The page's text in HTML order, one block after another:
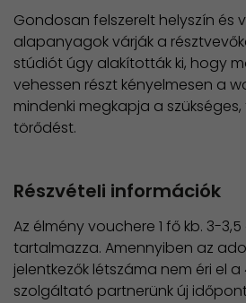
Gondosan felszerelt helyszín és
alapanyagok várják a
stúdiót úgy alakították ki, hogy
vehessen részt kényelmesen a
mindenki megkapja a
törődést.
Részvételi információk
Az élmény vouchere 1 fő kb. 3-
tartalmazza. Amennyiben az
jelentkezők létszáma nem éri el a
szolgáltató partnerünk új